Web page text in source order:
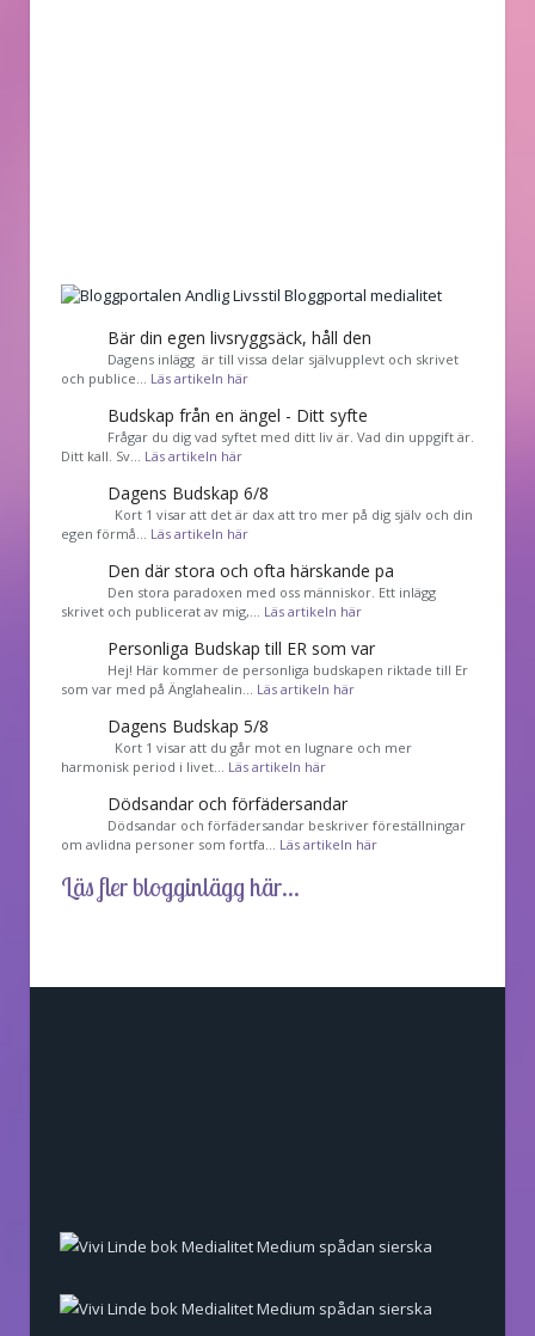
Bär din egen livsryggsäck, håll den
Dagens inlägg är till vissa delar självupplevt och skrivet
och publice… Läs artikeln här
Budskap från en ängel - Ditt syfte
Frågar du dig vad syftet med ditt liv är. Vad din uppgift är.
Ditt kall. Sv… Läs artikeln här
Dagens Budskap 6/8
Kort 1 visar att det är dax att tro mer på dig själv och din
egen förmå… Läs artikeln här
Den där stora och ofta härskande pa
Den stora paradoxen med oss människor. Ett inlägg
skrivet och publicerat av mig,… Läs artikeln här
Personliga Budskap till ER som var
Hej! Här kommer de personliga budskapen riktade till Er
som var med på Änglahealin… Läs artikeln här
Dagens Budskap 5/8
Kort 1 visar att du går mot en lugnare och mer
harmonisk period i livet… Läs artikeln här
Dödsandar och förfädersandar
Dödsandar och förfädersandar beskriver föreställningar
om avlidna personer som fortfa… Läs artikeln här
Läs fler blogginlägg här...